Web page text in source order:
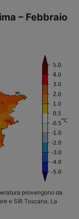
– Febbraio
provengono da
e SIR Toscana. La